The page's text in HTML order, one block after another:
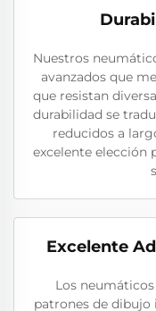
Nuestros
avanzados que
que resistan
durabilidad se
reducidos a
excelente elección
Excelente
Los
patrones de